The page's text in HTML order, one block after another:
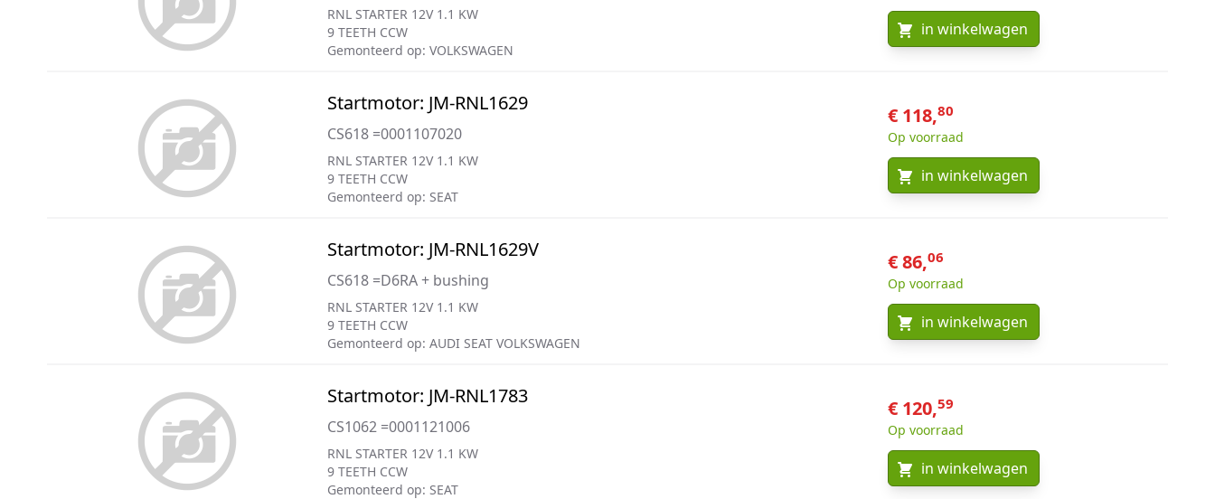
RNL STARTER 12V 1.1 KW
9 TEETH CCW
Gemonteerd op: VOLKSWAGEN
in winkelwagen
Startmotor: JM-RNL1629
CS618 =0001107020
RNL STARTER 12V 1.1 KW
9 TEETH CCW
Gemonteerd op: SEAT
€ 118,80
Op voorraad
in winkelwagen
Startmotor: JM-RNL1629V
CS618 =D6RA + bushing
RNL STARTER 12V 1.1 KW
9 TEETH CCW
Gemonteerd op: AUDI SEAT VOLKSWAGEN
€ 86,06
Op voorraad
in winkelwagen
Startmotor: JM-RNL1783
CS1062 =0001121006
RNL STARTER 12V 1.1 KW
9 TEETH CCW
Gemonteerd op: SEAT
€ 120,59
Op voorraad
in winkelwagen